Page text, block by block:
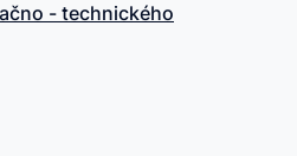
- technického